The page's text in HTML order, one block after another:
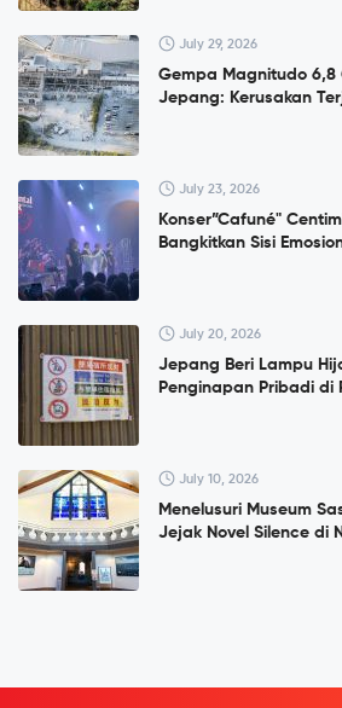
July 29, 2026
Gempa Magnitudo
Jepang: Kerusakan
July 23, 2026
Konser”Cafuné"
Bangkitkan Sisi
July 20, 2026
Jepang Beri Lampu
Penginapan Pribadi di
July 10, 2026
Menelusuri Museum
Jejak Novel Silence di